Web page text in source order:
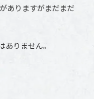
ありますがまだまだ
りません。